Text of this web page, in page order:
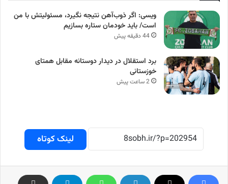
ویسی: اگر ذوب‌آهن نتیجه نگیرد، مسئولیتش با من
است/ باید خودمان ستاره بسازیم
44 دقیقه پیش
برد استقلال در دیدار دوستانه مقابل همتای
خوزستانی
2 ساعت پیش
لینک کوتاه